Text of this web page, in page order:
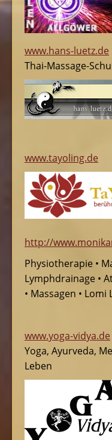
www.hans-luetz.de
Thai-Massage-
www.tayoling.de
http://
Physiotherapie •
Lymphdrainage •
• Massagen • Lomi
www.yoga-vidya.de
Yoga, Ayurveda,
Leben